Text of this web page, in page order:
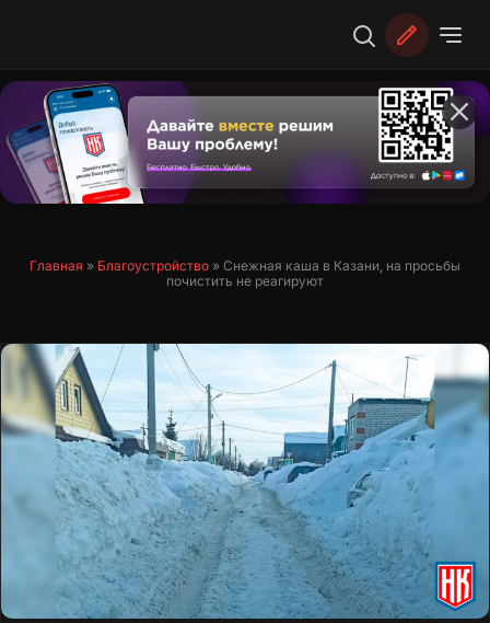
Главная » Благоустройство » Снежная каша в Казани, на просьбы
почистить не реагируют